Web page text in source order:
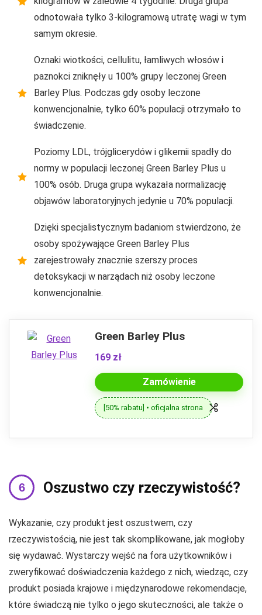
odnotowała tylko 3-kilogramową utratę wagi w tym
samym okresie.
Oznaki wiotkości, cellulitu, łamliwych włosów i
paznokci zniknęły u 100% grupy leczonej Green
Barley Plus. Podczas gdy osoby leczone
konwencjonalnie, tylko 60% populacji otrzymało to
świadczenie.
Poziomy LDL, trójglicerydów i glikemii spadły do ​​
normy w populacji leczonej Green Barley Plus u
100% osób. Druga grupa wykazała normalizację
objawów laboratoryjnych jedynie u 70% populacji.
Dzięki specjalistycznym badaniom stwierdzono, że
osoby spożywające Green Barley Plus
zarejestrowały znacznie szerszy proces
detoksykacji w narządach niż osoby leczone
konwencjonalnie.
Green Barley Plus
169 zł
Zamówienie
[50% rabatu] • oficjalna strona
Oszustwo czy rzeczywistość?
Wykazanie, czy produkt jest oszustwem, czy
rzeczywistością, nie jest tak skomplikowane, jak mogłoby
się wydawać. Wystarczy wejść na fora użytkowników i
zweryfikować doświadczenia każdego z nich, wiedząc, czy
produkt posiada krajowe i międzynarodowe rekomendacje,
które świadczą nie tylko o jego skuteczności, ale także o